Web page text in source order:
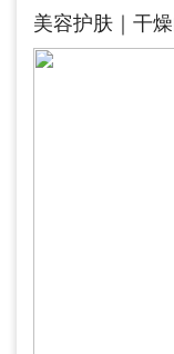
美容护肤｜干